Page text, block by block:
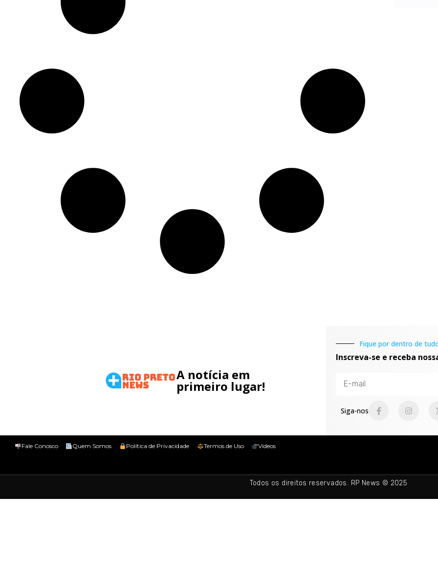
A notícia em
primeiro lugar!
Fique por dentro de
Inscreva-se e receba
Siga-nos
Fale Conosco Quem Somos Política de Privacidade Termos de Uso Vídeos
Todos os direitos reservados. RP News © 2025